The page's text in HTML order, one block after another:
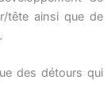
tête ainsi que de
des détours qui